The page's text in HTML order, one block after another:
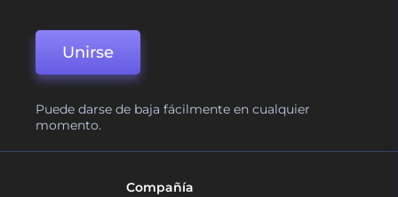
Unirse
Puede darse de baja fácilmente en cualquier
momento.
Compañía